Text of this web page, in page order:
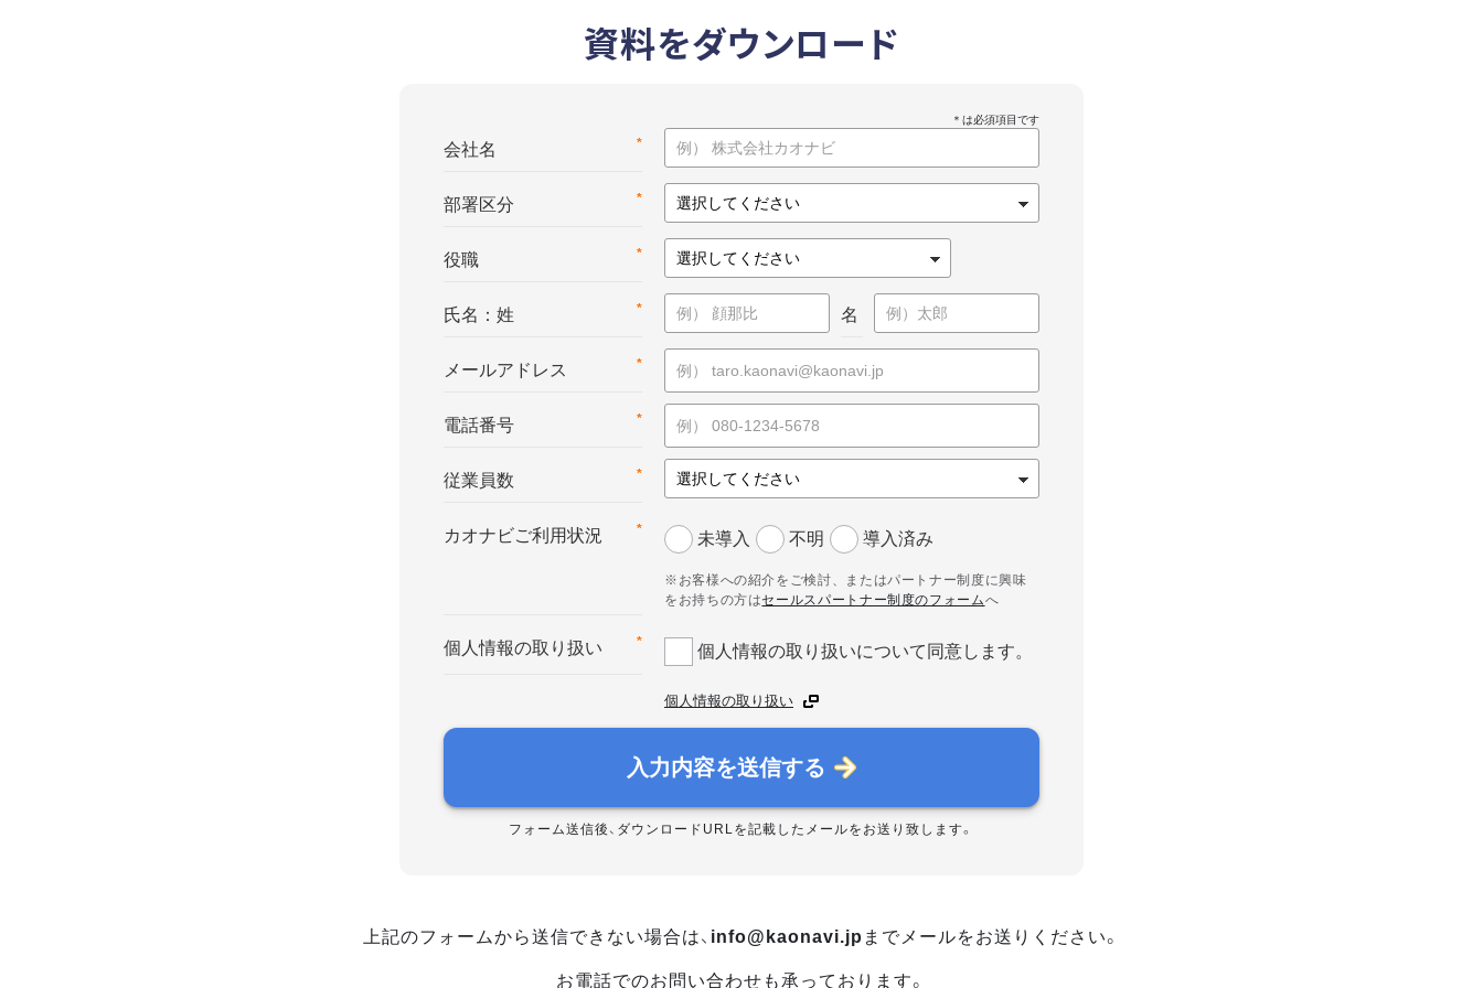
資料をダウンロード
*
会社名
*
部署区分
*
役職
*
氏名：姓 名
*
メールアドレス
*
電話番号
*
従業員数
*
カオナビご利用状況 未導入 不明 導入済み
※お客様への紹介をご検討、またはパートナー制度に興味
をお持ちの方はセールスパートナー制度のフォームへ
*
個人情報の取り扱い 個人情報の取り扱いについて同意します。
個人情報の取り扱い
入力内容を送信する
フォーム送信後、ダウンロードURLを記載したメールをお送り致します。
上記のフォームから送信できない場合は、 info@kaonavi.jp までメールをお送りください。
お電話でのお問い合わせも承っております。